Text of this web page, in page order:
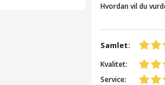
Hvordan vil du
Samlet:
Kvalitet:
Service: